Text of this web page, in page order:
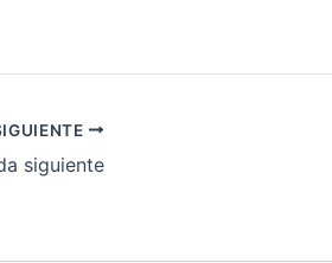
siguiente